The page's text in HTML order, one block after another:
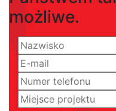
możliwe.